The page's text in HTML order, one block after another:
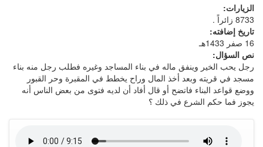
الزيارات:
8733 زائراً .
تاريخ إضافته:
16 صفر 1433هـ
نص السؤال:
رجل يحب الخير وينفق ماله في بناء المساجد وغيره فطلب رجل منه بناء
مسجد في قريته وبعد أخذ المال وراح يخطط في المقبرة وحر القبور
ووضع قواعد البناء فاتضح أو قال أفاد أن لديه فتوى من بعض الناس أنه
يجوز فما حكم الشرع في ذلك ؟